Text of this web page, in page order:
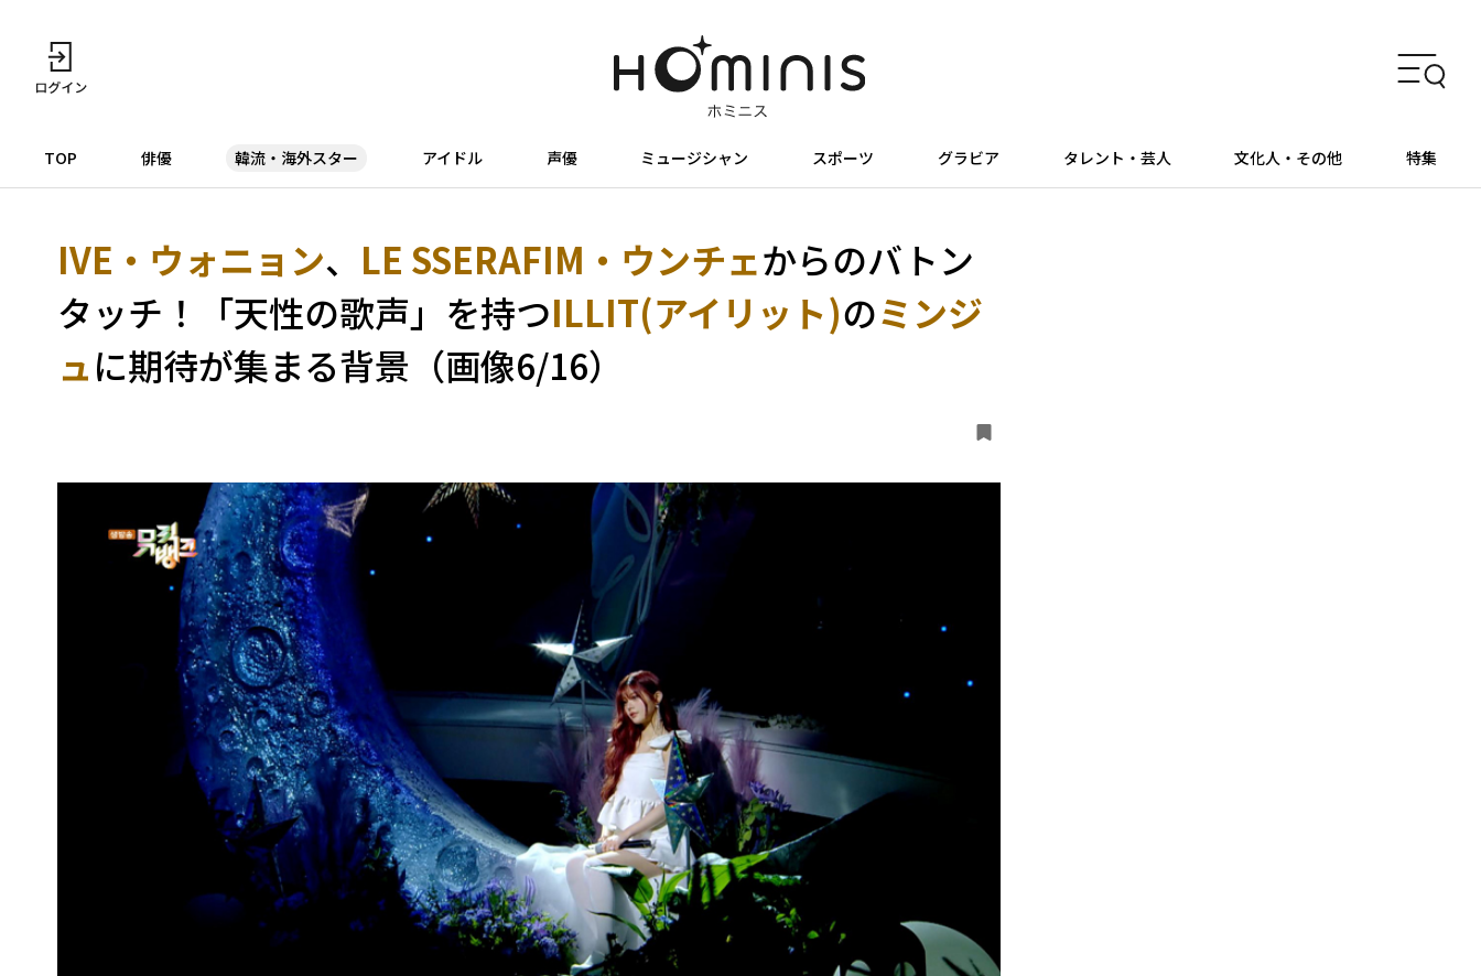
TOP 俳優 韓流・海外スター アイドル 声優 ミュージシャン スポーツ グラビア タレント・芸人 文化人・その他 特集
IVE・ウォニョン、 LE SSERAFIM・ウンチェからのバトン
タッチ！「天性の歌声」を持つILLIT(アイリット)のミンジ
ュに期待が集まる背景（画像6/16）